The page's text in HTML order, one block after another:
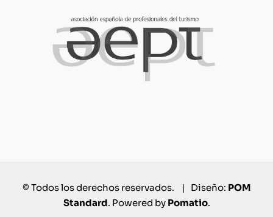
© Todos los derechos reservados. | Diseño: POM
Standard. Powered by Pomatio.